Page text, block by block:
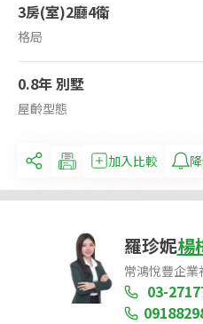
3房(室)2廳4衛
格局
0.8年 別墅
屋齡型態
加入比較
羅珍妮楊
常鴻悅豐企業
03-